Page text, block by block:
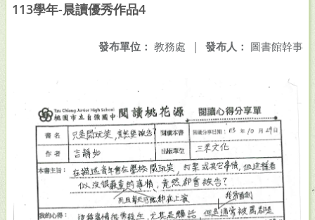
113學年-晨讀優秀作品4
發布人： 圖書館幹事
發布單位： 教務處 |